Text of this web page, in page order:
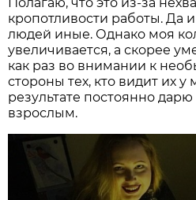
кропотливости работы. Да
людей иные. Однако моя
увеличивается, а скорее
как раз во внимании к
стороны тех, кто видит их у
результате постоянно дарю
взрослым.